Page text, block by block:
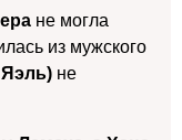
не могла
из мужского
не